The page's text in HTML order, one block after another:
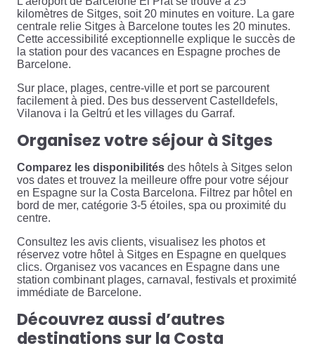
kilomètres de Sitges, soit 20 minutes en voiture. La gare
centrale relie Sitges à Barcelone toutes les 20 minutes.
Cette accessibilité exceptionnelle explique le succès de
la station pour des vacances en Espagne proches de
Barcelone.
Sur place, plages, centre-ville et port se parcourent
facilement à pied. Des bus desservent Castelldefels,
Vilanova i la Geltrú et les villages du Garraf.
Organisez votre séjour à Sitges
Comparez les disponibilités des hôtels à Sitges selon
vos dates et trouvez la meilleure offre pour votre séjour
en Espagne sur la Costa Barcelona. Filtrez par hôtel en
bord de mer, catégorie 3-5 étoiles, spa ou proximité du
centre.
Consultez les avis clients, visualisez les photos et
réservez votre hôtel à Sitges en Espagne en quelques
clics. Organisez vos vacances en Espagne dans une
station combinant plages, carnaval, festivals et proximité
immédiate de Barcelone.
Découvrez aussi d’autres
destinations sur la Costa